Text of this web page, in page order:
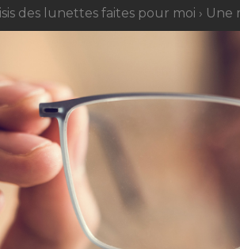
des lunettes faites pour moi › Une